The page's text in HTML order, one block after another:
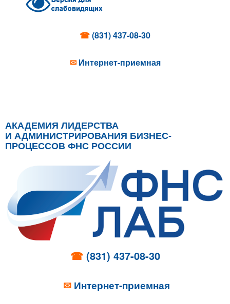
☎(831) 437-08-30
✉ Интернет-приемная
АКАДЕМИЯ ЛИДЕРСТВА
И АДМИНИСТРИРОВАНИЯ БИЗНЕС-
ПРОЦЕССОВ ФНС РОССИИ
☎ (831) 437-08-30
✉ Интернет-приемная